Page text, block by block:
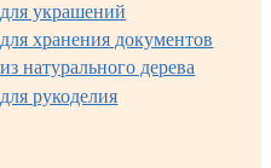
украшений
хранения документов
натурального дерева
рукоделия